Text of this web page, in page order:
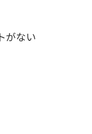
がない